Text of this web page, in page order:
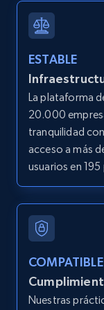
TikTok -
and country
Account id,
engagement
Like
URL, Title,
Video length,
ESTABLE
La plataforma
20.000
tranquilidad
acceso a más
usuarios en 195
COMPATIBLE
Nuestras